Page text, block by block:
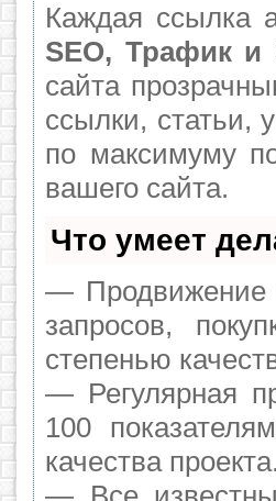
Каждая ссылка
SEO, Трафик и
сайта
ссылки, статьи,
по максимуму
вашего сайта.
Что умеет
— Продвижение
запросов,
степенью
— Регулярная
100
качества проекта.